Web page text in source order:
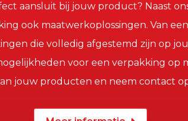
aansluit bij jouw product? Naast
ook maatwerkoplossingen. Van
die volledig afgestemd zijn op
voor een verpakking op
jouw producten en neem contact